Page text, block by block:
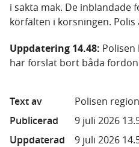
i sakta mak. De
körfälten i korsningen. Polis
Uppdatering 14.48:
har forslat bort båda
Text av
Polisen
Publicerad
9 juli 2026
Uppdaterad
9 juli 2026